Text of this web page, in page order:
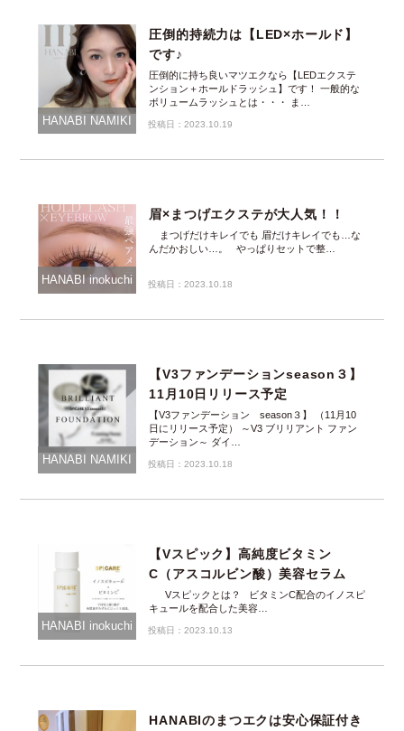
HANABI NAMIKI
圧倒的持続力は【LED×ホールド】
です♪
圧倒的に持ち良いマツエクなら【LEDエクステ
ンション＋ホールドラッシュ】です！ 一般的な
ボリュームラッシュとは・・・ ま…
投稿日：2023.10.19
HANABI inokuchi
眉×まつげエクステが大人気！！
まつげだけキレイでも 眉だけキレイでも…な
んだかおしい…。 やっぱりセットで整…
投稿日：2023.10.18
HANABI NAMIKI
【V3ファンデーションseason３】
11月10日リリース予定
【V3ファンデーション season３】 （11月10
日にリリース予定） ～V3 ブリリアント ファン
デーション～ ダイ…
投稿日：2023.10.18
HANABI inokuchi
【Vスピック】高純度ビタミン
C（アスコルビン酸）美容セラム
Vスピックとは？ ビタミンC配合のイノスピ
キュールを配合した美容…
投稿日：2023.10.13
HANABIのまつエクは安心保証付き